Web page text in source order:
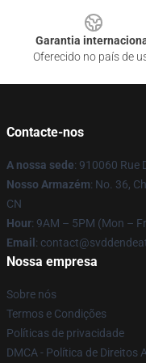
Garantia
Oferecido no país de
Contacte-nos
A nossa sede: 910060 Rue
Nosso Armazém: No. 36,
CN
Hour: 9AM – 5PM (Mon –
Email :
Nossa empresa
Sobre nós
Termos e Condições
Políticas de privacidade
DMCA - Política de Direitos